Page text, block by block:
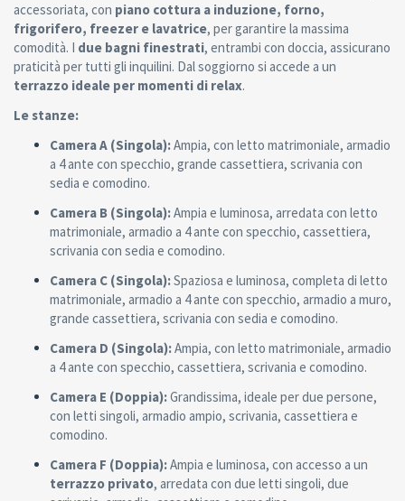
accessoriata, con piano cottura a induzione, forno,
frigorifero, freezer e lavatrice, per garantire la massima
comodità. I due bagni finestrati, entrambi con doccia, assicurano
praticità per tutti gli inquilini. Dal soggiorno si accede a un
terrazzo ideale per momenti di relax.
Le stanze:
Camera A (Singola):Ampia, con letto matrimoniale, armadio
a 4 ante con specchio, grande cassettiera, scrivania con
sedia e comodino.
Camera B (Singola):Ampia e luminosa, arredata con letto
matrimoniale, armadio a 4 ante con specchio, cassettiera,
scrivania con sedia e comodino.
Camera C (Singola):Spaziosa e luminosa, completa di letto
matrimoniale, armadio a 4 ante con specchio, armadio a muro,
grande cassettiera, scrivania con sedia e comodino.
Camera D (Singola):Ampia, con letto matrimoniale, armadio
a 4 ante con specchio, cassettiera, scrivania e comodino.
Camera E (Doppia):Grandissima, ideale per due persone,
con letti singoli, armadio ampio, scrivania, cassettiera e
comodino.
Camera F (Doppia):Ampia e luminosa, con accesso a un
terrazzo privato, arredata con due letti singoli, due